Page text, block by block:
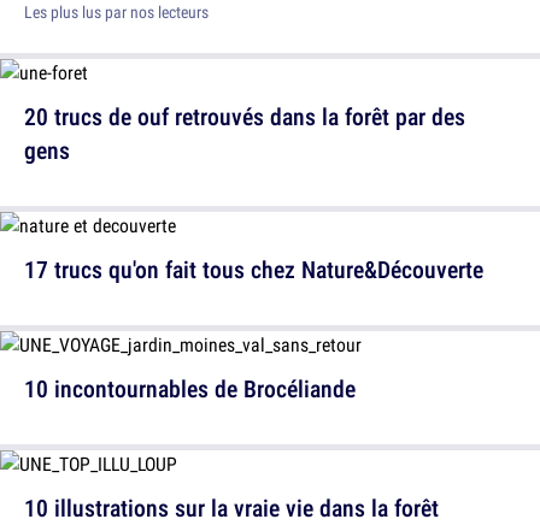
Les plus lus par nos lecteurs
20 trucs de ouf retrouvés dans la forêt par des
gens
10 incontournables de Brocéliande
17 trucs qu'on fait tous chez Nature&Découverte
10 illustrations sur la vraie vie dans la forêt